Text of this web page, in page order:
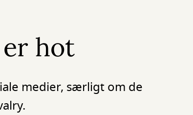
hot
medier, særligt om de